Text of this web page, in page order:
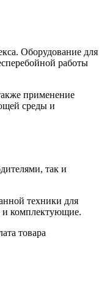
Оборудование для
работы
применение
среды и
так и
техники для
и комплектующие.
товара